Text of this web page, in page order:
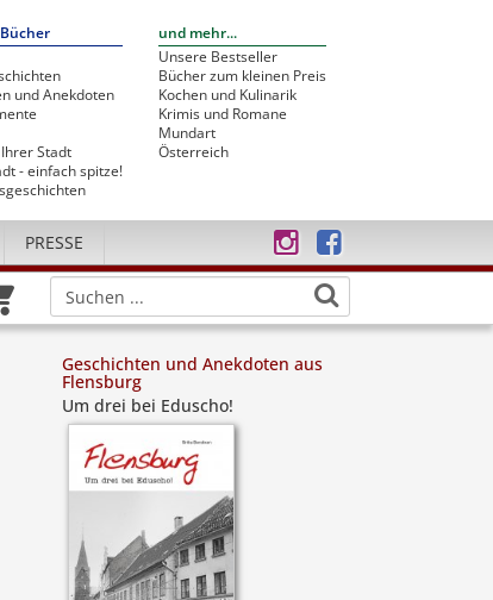
und Anekdoten
Stadt
- einfach spitze!
und mehr...
Unsere Bestseller
Bücher zum kleinen Preis
Kochen und Kulinarik
Krimis und Romane
Mundart
Österreich
PRESSE
Geschichten und Anekdoten aus
Flensburg
Um drei bei Eduscho!